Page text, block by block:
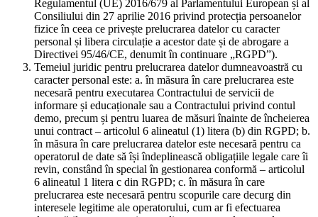
Regulamentul (UE) 2016/679 al Parlamentului European și al
Consiliului din 27 aprilie 2016 privind protecția persoanelor
fizice în ceea ce privește prelucrarea datelor cu caracter
personal și libera circulație a acestor date și de abrogare a
Directivei 95/46/CE, denumit în continuare „RGPD”).
Temeiul juridic pentru prelucrarea datelor dumneavoastră cu
caracter personal este: a. în măsura în care prelucrarea este
necesară pentru executarea Contractului de servicii de
informare și educaționale sau a Contractului privind contul
demo, precum și pentru luarea de măsuri înainte de încheierea
unui contract – articolul 6 alineatul (1) litera (b) din RGPD; b.
în măsura în care prelucrarea datelor este necesară pentru ca
operatorul de date să își îndeplinească obligațiile legale care îi
revin, constând în special în gestionarea conformă – articolul
6 alineatul 1 litera c din RGPD; c. în măsura în care
prelucrarea este necesară pentru scopurile care decurg din
interesele legitime ale operatorului, cum ar fi efectuarea